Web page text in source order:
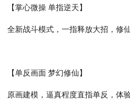
【掌心微操 单指逆天】
全新战斗模式，一指释放大招，修
【单反画面 梦幻修仙】
原画建模，逼真程度直指单反，体